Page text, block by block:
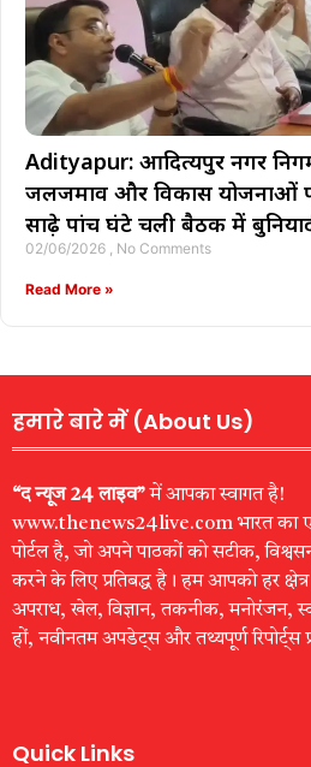
Adityapur: आदित्यपुर नगर
जलजमाव और विकास योजनाओं
साढ़े पांच घंटे चली बैठक में
02/06/2026 No Comments
Read More »
हमारे बारे में (About Us)
“द न्यूज 24 लाइव”में आपका स्वागत है!
www.thenews24live.com भारत का
पोर्टल है, जो अपने पाठकों को सटीक,
करने के लिए प्रतिबद्ध है। हम आपको हर
अपराध, खेल, विज्ञान, तकनीक, मनोरंजन,
हों, नवीनतम अपडेट्स और तथ्यपूर्ण रिपोर्ट्स
Quick Links